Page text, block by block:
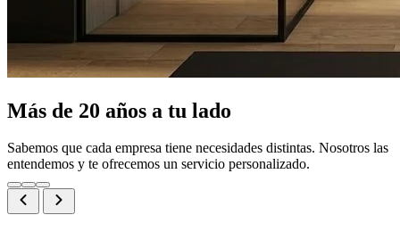
Más de 20 años a tu lado
Sabemos que cada empresa tiene necesidades distintas. Nosotros las
entendemos y te ofrecemos un servicio personalizado.